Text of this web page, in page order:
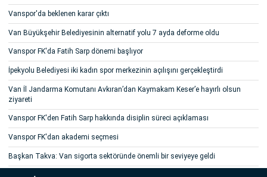
Vanspor'da beklenen karar çıktı
Van Büyükşehir Belediyesinin alternatif yolu 7 ayda deforme oldu
Vanspor FK'da Fatih Sarp dönemi başlıyor
İpekyolu Belediyesi iki kadın spor merkezinin açılışını gerçekleştirdi
Van İl Jandarma Komutanı Avkıran’dan Kaymakam Keser’e hayırlı olsun
ziyareti
Vanspor FK'den Fatih Sarp hakkında disiplin süreci açıklaması
Vanspor FK'dan akademi seçmesi
Başkan Takva: Van sigorta sektöründe önemli bir seviyeye geldi